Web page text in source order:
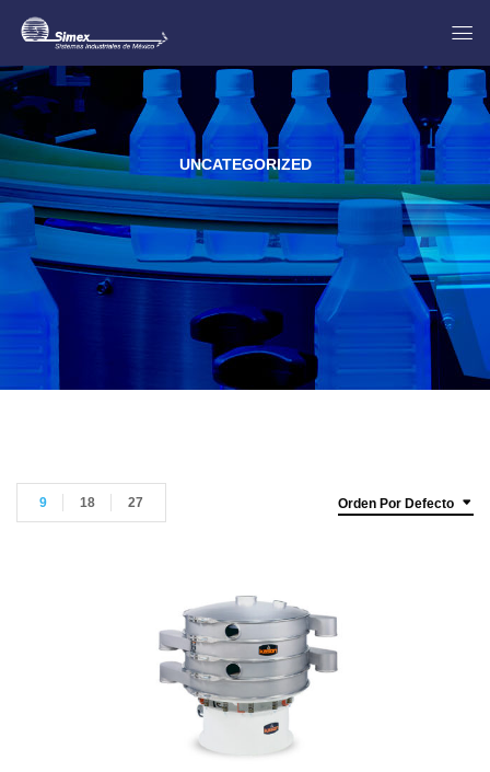
UNCATEGORIZED
Orden Por Defecto
9 18 27